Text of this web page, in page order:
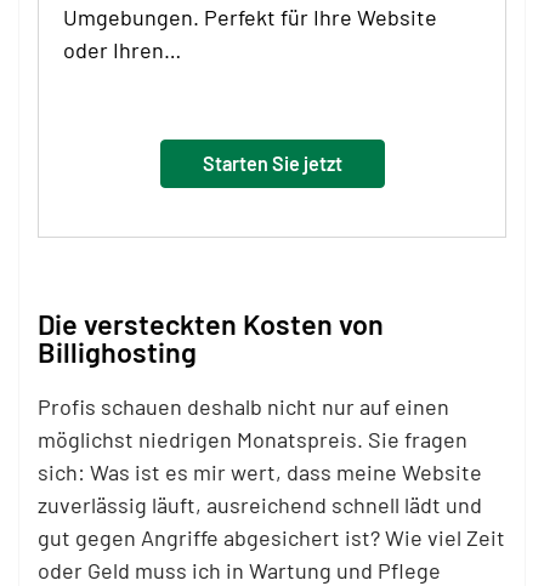
Umgebungen. Perfekt für Ihre Website
oder Ihren…
Starten Sie jetzt
Die versteckten Kosten von
Billighosting
Profis schauen deshalb nicht nur auf einen
möglichst niedrigen Monatspreis. Sie fragen
sich: Was ist es mir wert, dass meine Website
zuverlässig läuft, ausreichend schnell lädt und
gut gegen Angriffe abgesichert ist? Wie viel Zeit
oder Geld muss ich in Wartung und Pflege